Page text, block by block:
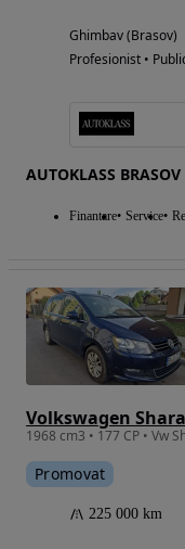
Ghimbav (Brasov)
Profesionist •
AUTOKLASS
Finantare Service
Volkswagen
Promovat
225 000 km